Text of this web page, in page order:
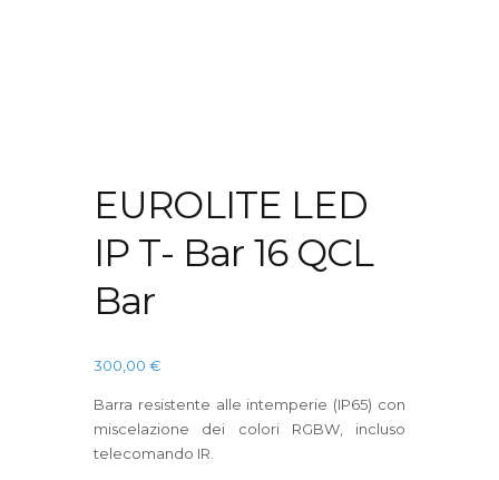
EUROLITE LED
IP T- Bar 16 QCL
Bar
300,00 €
Barra resistente alle intemperie (IP65) con
miscelazione dei colori RGBW, incluso
telecomando IR.